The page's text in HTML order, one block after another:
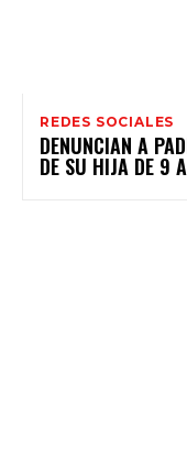
REDES SOCIALES
DENUNCIAN A
DE SU HIJA DE 9